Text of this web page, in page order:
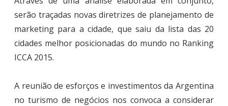
serão traçadas novas diretrizes de planejamento de
marketing para a cidade, que saiu da lista das 20
cidades melhor posicionadas do mundo no Ranking
ICCA 2015.
A reunião de esforços e investimentos da Argentina
no turismo de negócios nos convoca a considerar